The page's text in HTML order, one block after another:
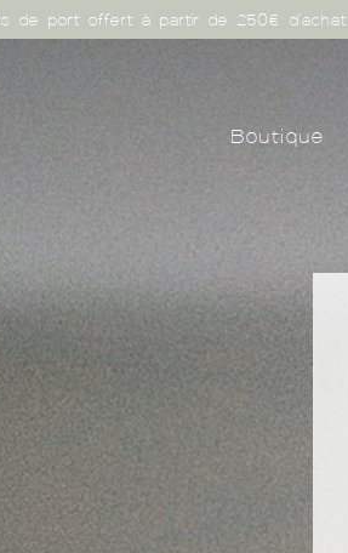
de port offert à partir de 250€
Boutique